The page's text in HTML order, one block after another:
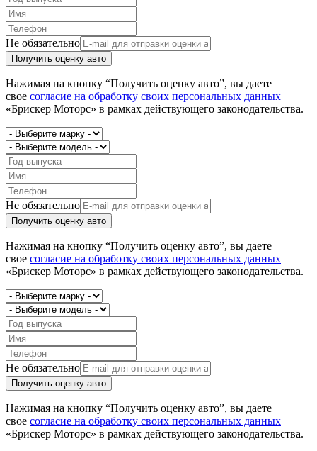
Не обязательно
Получить оценку авто
Нажимая на кнопку “Получить оценку авто”, вы даете
свое согласие на обработку своих персональных данных
«Брискер Моторс» в рамках действующего законодательства.
Не обязательно
Получить оценку авто
Нажимая на кнопку “Получить оценку авто”, вы даете
свое согласие на обработку своих персональных данных
«Брискер Моторс» в рамках действующего законодательства.
Не обязательно
Получить оценку авто
Нажимая на кнопку “Получить оценку авто”, вы даете
свое согласие на обработку своих персональных данных
«Брискер Моторс» в рамках действующего законодательства.